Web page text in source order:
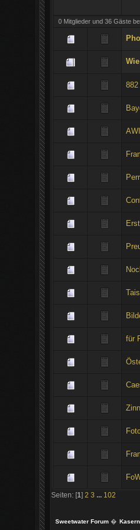
0 Mitglieder und 36 Gäste
für
Seiten: [1]2 3 102
Sweetwater Forum�